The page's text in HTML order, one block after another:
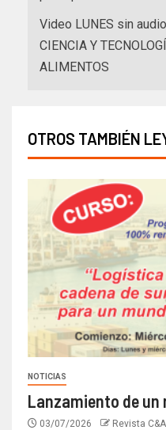
Video LUNES sin
CIENCIA Y
ALIMENTOS
OTROS TAMBIÉN
NOTICIAS
Lanzamiento de un
03/07/2026 Revista C&A